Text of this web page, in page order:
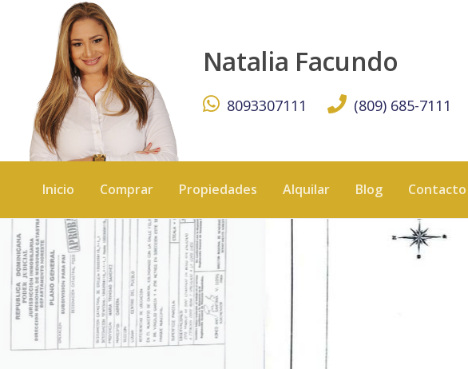
Natalia Facundo
8093307111 (809) 685-7111
Inicio Comprar Propiedades Alquilar Blog Contacto
Solar en Cabrea-Venta - KW DOMINICANA